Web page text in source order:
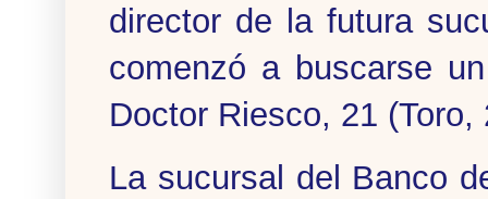
director de la futura
comenzó a buscarse
Doctor Riesco, 21
La sucursal del Banco